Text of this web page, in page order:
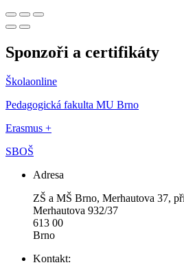
Sponzoři a certifikáty
Školaonline
Pedagogická fakulta MU Brno
Erasmus +
SBOŠ
Adresa
ZŠ a MŠ Brno, Merhautova 37,
Merhautova 932/37
613 00
Brno
Kontakt: